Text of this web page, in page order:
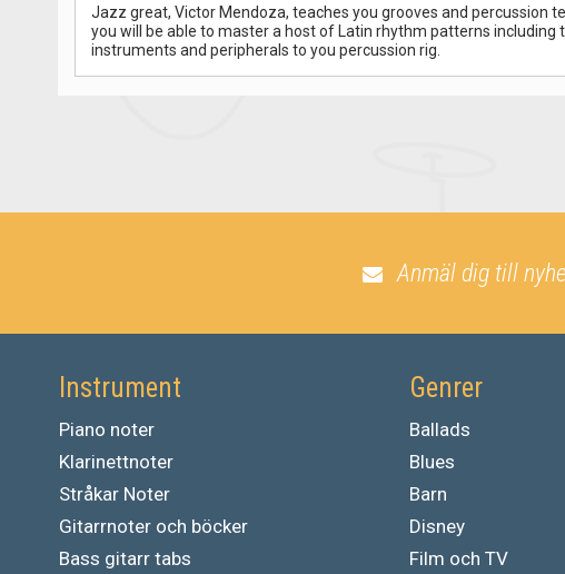
Jazz great, Victor Mendoza, teaches you grooves and percussion
you will be able to master a host of Latin rhythm patterns including
instruments and peripherals to you percussion rig.
Anmäl dig till
Instrument
Piano noter
Klarinettnoter
Stråkar Noter
Gitarrnoter och böcker
Bass gitarr tabs
Genrer
Ballads
Blues
Barn
Disney
Film och TV